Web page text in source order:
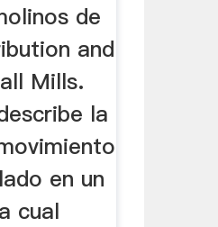
de
and
Mills.
la
en un
cual